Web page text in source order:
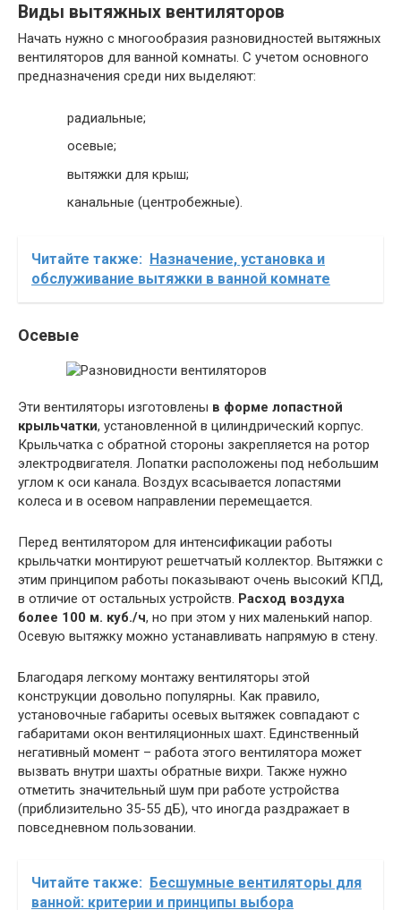
Виды вытяжных вентиляторов
Начать нужно с многообразия разновидностей вытяжных
вентиляторов для ванной комнаты. С учетом основного
предназначения среди них выделяют:
радиальные;
осевые;
вытяжки для крыш;
канальные (центробежные).
Читайте также:
Назначение, установка и
обслуживание вытяжки в ванной комнате
Осевые
Эти вентиляторы изготовлены в форме лопастной
крыльчатки, установленной в цилиндрический корпус.
Крыльчатка с обратной стороны закрепляется на ротор
электродвигателя. Лопатки расположены под небольшим
углом к оси канала. Воздух всасывается лопастями
колеса и в осевом направлении перемещается.
Перед вентилятором для интенсификации работы
крыльчатки монтируют решетчатый коллектор. Вытяжки с
этим принципом работы показывают очень высокий КПД,
в отличие от остальных устройств. Расход воздуха
более 100 м. куб./ч, но при этом у них маленький напор.
Осевую вытяжку можно устанавливать напрямую в стену.
Благодаря легкому монтажу вентиляторы этой
конструкции довольно популярны. Как правило,
установочные габариты осевых вытяжек совпадают с
габаритами окон вентиляционных шахт. Единственный
негативный момент – работа этого вентилятора может
вызвать внутри шахты обратные вихри. Также нужно
отметить значительный шум при работе устройства
(приблизительно 35-55 дБ), что иногда раздражает в
повседневном пользовании.
Читайте также:
Бесшумные вентиляторы для
ванной: критерии и принципы выбора